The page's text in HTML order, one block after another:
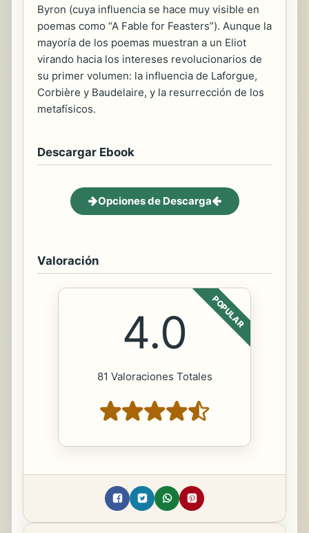
Byron (cuya influencia se hace muy visible en
poemas como “A Fable for Feasters”). Aunque la
mayoría de los poemas muestran a un Eliot
virando hacia los intereses revolucionarios de
su primer volumen: la influencia de Laforgue,
Corbière y Baudelaire, y la resurrección de los
metafísicos.
Descargar Ebook
Opciones de Descarga
Valoración
POPULAR
4.0
81 Valoraciones Totales